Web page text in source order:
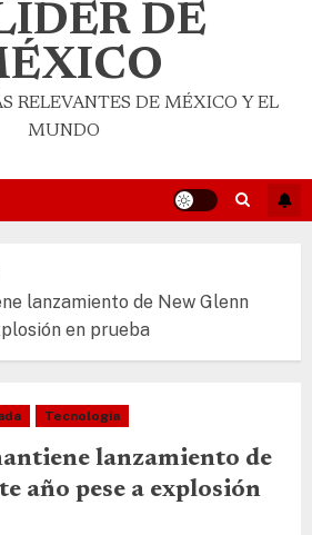
DE
RELEVANTES DE MÉXICO Y EL
MUNDO
lanzamiento de New Glenn
en prueba
Tecnología
lanzamiento de
año pese a explosión